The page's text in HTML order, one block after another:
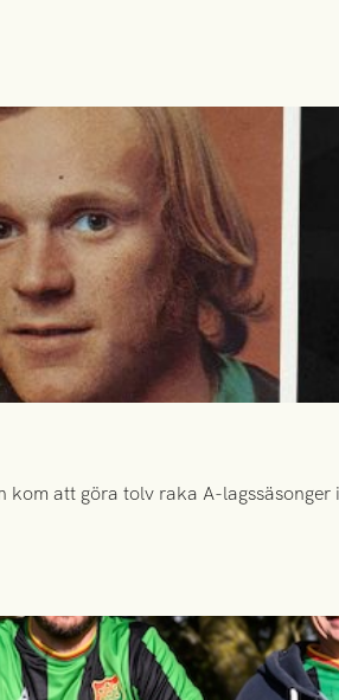
att göra tolv raka A-